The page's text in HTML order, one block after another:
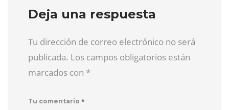
Deja una respuesta
Tu dirección de correo electrónico no será
publicada. Los campos obligatorios están
marcados con *
Tu comentario *